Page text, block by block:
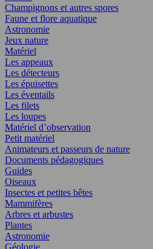
Champignons et autres spores
Faune et flore aquatique
Astronomie
Jeux nature
Matériel
Les appeaux
Les détecteurs
Les épuisettes
Les éventails
Les filets
Les loupes
Matériel d’observation
Petit matériel
Animateurs et passeurs de nature
Documents pédagogiques
Guides
Oiseaux
Insectes et petites bêtes
Mammifères
Arbres et arbustes
Plantes
Astronomie